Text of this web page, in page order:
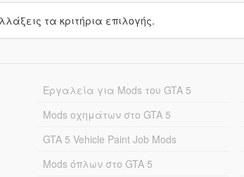
τα κριτήρια επιλογής.
Εργαλεία για Mods του GTA 5
Mods οχημάτων στο GTA 5
GTA 5 Vehicle Paint Job Mods
Mods όπλων στο GTA 5